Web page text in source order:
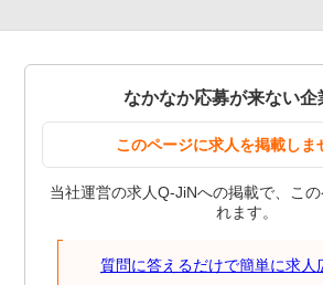
なかなか応募が来ない企
このページに求人を掲載しま
当社運営の求人Q-JiNへの掲載で、こ
れます。
質問に答えるだけで簡単に求人